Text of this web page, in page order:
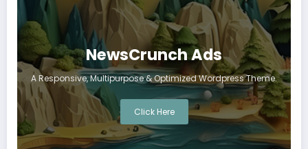
NewsCrunch Ads
A Responsive, Multipurpose & Optimized Wordpress Theme.
Click Here